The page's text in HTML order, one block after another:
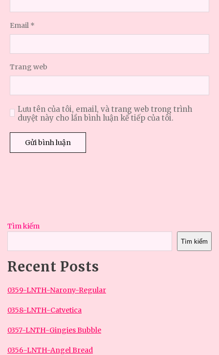
Email *
Trang web
Lưu tên của tôi, email, và trang web trong trình
duyệt này cho lần bình luận kế tiếp của tôi.
Tìm kiếm
Tìm kiếm
Recent Posts
0359-LNTH-Narony-Regular
0358-LNTH-Catvetica
0357-LNTH-Gingies Bubble
0356-LNTH-Angel Bread